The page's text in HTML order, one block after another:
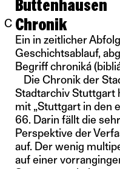
C Chronik
Ein in zeitlicher
Geschichtsablauf,
Begriff chroniká
Die Chronik der
Stadtarchiv Stuttgart
mit „Stuttgart in den
66. Darin fällt die
Perspektive der
auf. Der wenig
auf einer